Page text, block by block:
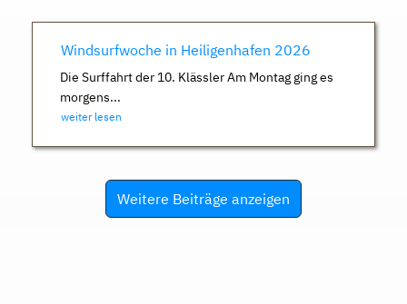
Windsurfwoche in Heiligenhafen 2026
Die Surffahrt der 10. Klässler Am Montag ging es
morgens...
weiter lesen
Weitere Beiträge anzeigen